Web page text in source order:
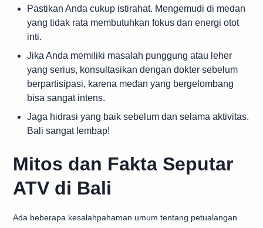
Pastikan Anda cukup istirahat. Mengemudi di medan
yang tidak rata membutuhkan fokus dan energi otot
inti.
Jika Anda memiliki masalah punggung atau leher
yang serius, konsultasikan dengan dokter sebelum
berpartisipasi, karena medan yang bergelombang
bisa sangat intens.
Jaga hidrasi yang baik sebelum dan selama aktivitas.
Bali sangat lembap!
Mitos dan Fakta Seputar
ATV di Bali
Ada beberapa kesalahpahaman umum tentang petualangan